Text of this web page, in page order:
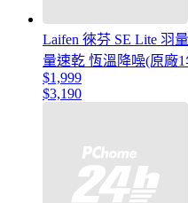
Laifen 徠芬 SE Lite 羽
量速乾 恆溫降噪(原廠
$1,999
$3,190